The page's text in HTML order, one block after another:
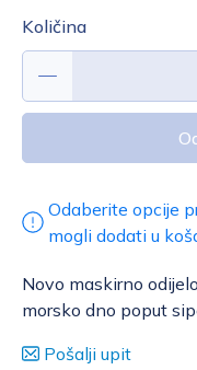
Količina
Odaberite opcije
mogli dodati u
Novo maskirno
morsko dno poput
Pošalji upit